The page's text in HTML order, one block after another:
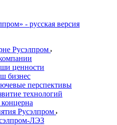
Русэлпром
ценности
бизнес
перспективы
технологий
Русэлпром
ЛЭЗ